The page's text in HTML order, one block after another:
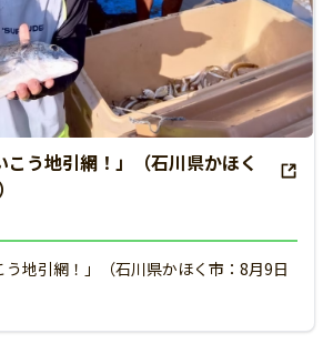
う地引網！」（石川県かほく
う地引網！」（石川県かほく市：8月9日